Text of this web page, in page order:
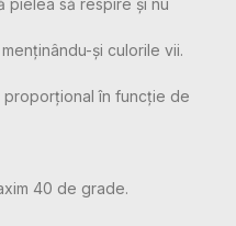
pielea să respire și nu
și culorile vii.
proporțional în funcție de
40 de grade.